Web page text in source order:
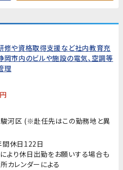
修や資格取得支援など社内教育充
市内のビルや施設の電気、空調等
理
河区 (※赴任先はこの勤務地と異
休日122日
より休日出勤をお願いする場合も
カレンダーによる